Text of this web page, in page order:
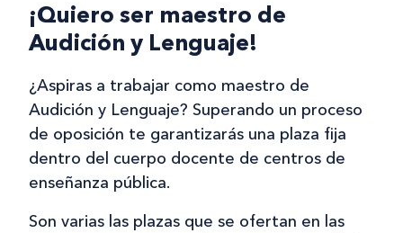
¡Quiero ser maestro de
Audición y Lenguaje!
¿Aspiras a trabajar como maestro de
Audición y Lenguaje? Superando un proceso
de oposición te garantizarás una plaza fija
dentro del cuerpo docente de centros de
enseñanza pública.
Son varias las plazas que se ofertan en las